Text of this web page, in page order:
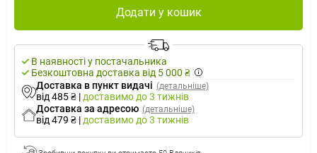
Додати у кошик
В наявності у постачальника
Безкоштовна доставка від 5 000 ₴
Доставка в пункт видачі (детальніше)
від 485 ₴ | доставимо до 3 тижнів
Доставка за адресою (детальніше)
від 479 ₴ | доставимо до 3 тижнів